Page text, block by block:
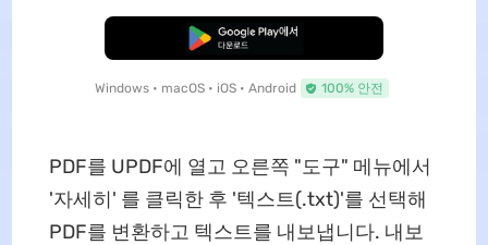
무료로 다운로드
Windows • macOS • iOS • Android 100% 안전
PDF를 UPDF에 열고 오른쪽 "도구" 메뉴에서
'자세히' 를 클릭한 후 '텍스트(.txt)'를 선택해
PDF를 변환하고 텍스트를 내보냅니다. 내보